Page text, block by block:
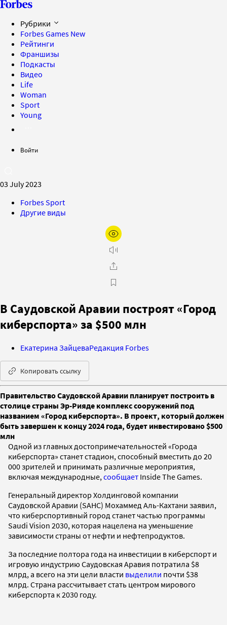
Рубрики
Forbes Games New
Рейтинги
Франшизы
Подкасты
Видео
Life
Woman
Sport
Young
Войти
03 July 2023
Forbes Sport
Другие виды
В Саудовской Аравии построят «Город
киберспорта» за $500 млн
Екатерина ЗайцеваРедакция Forbes
Копировать ссылку
Правительство Саудовской Аравии планирует построить в
столице страны Эр-Рияде комплекс сооружений под
названием «Город киберспорта». В проект, который должен
быть завершен к концу 2024 года, будет инвестировано $500
млн
Одной из главных достопримечательностей «Города
киберспорта» станет стадион, способный вместить до 20
000 зрителей и принимать различные мероприятия,
включая международные, сообщает Inside The Games.
Генеральный директор Холдинговой компании
Саудовской Аравии (SAHC) Мохаммед Аль-Кахтани заявил,
что киберспортивный город станет частью программы
Saudi Vision 2030, которая нацелена на уменьшение
зависимости страны от нефти и нефтепродуктов.
За последние полтора года на инвестиции в киберспорт и
игровую индустрию Саудовская Аравия потратила $8
млрд, а всего на эти цели власти выделили почти $38
млрд. Страна рассчитывает стать центром мирового
киберспорта к 2030 году.